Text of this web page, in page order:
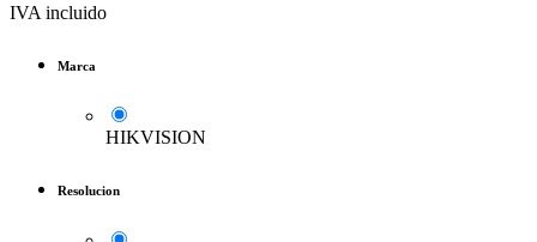
IVA incluido
Marca
HIKVISION
Resolucion